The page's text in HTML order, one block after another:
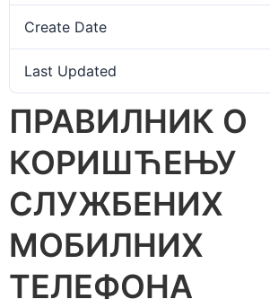
Create Date
Last Updated
ПРАВИЛНИК О
КОРИШЋЕЊУ
СЛУЖБЕНИХ
МОБИЛНИХ
ТЕЛЕФОНА